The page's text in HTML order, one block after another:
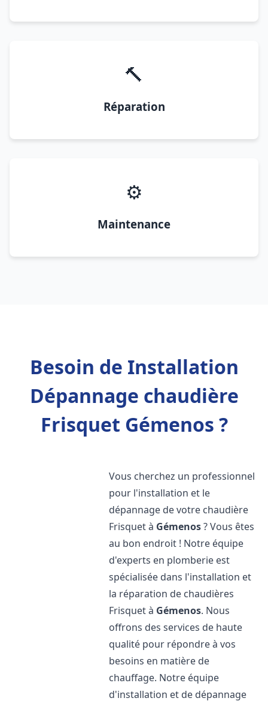
🔨
Réparation
⚙️
Maintenance
Besoin de Installation
Dépannage chaudière
Frisquet Gémenos ?
Vous cherchez un professionnel
pour l'installation et le
dépannage de votre chaudière
Frisquet à Gémenos? Vous êtes
au bon endroit ! Notre équipe
d'experts en plomberie est
spécialisée dans l'installation et
la réparation de chaudières
Frisquet à Gémenos. Nous
offrons des services de haute
qualité pour répondre à vos
besoins en matière de
chauffage. Notre équipe
d'installation et de dépannage